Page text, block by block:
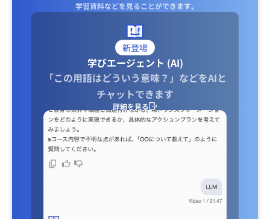
学習資料などを見ることができます｡
新登場
学びエージェント (AI)
「この用語はどういう意味？」などをAIと
チャットできます
詳細を見る